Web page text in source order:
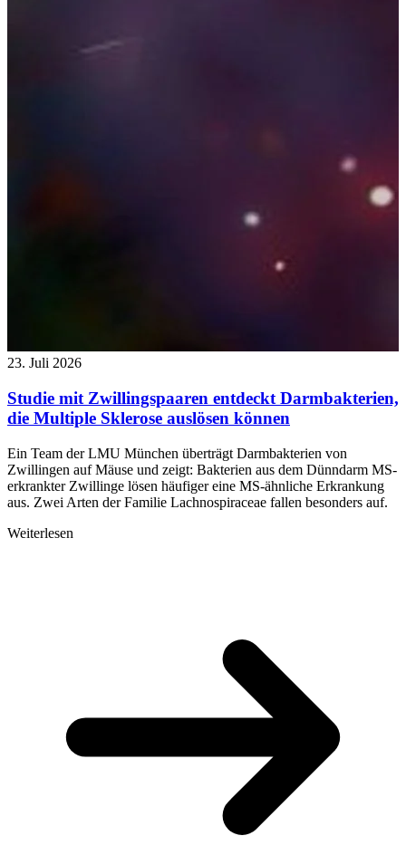
23. Juli 2026
Studie mit Zwillingspaaren entdeckt Darmbakterien,
die Multiple Sklerose auslösen können
Ein Team der LMU München überträgt Darmbakterien von
Zwillingen auf Mäuse und zeigt: Bakterien aus dem Dünndarm MS-
erkrankter Zwillinge lösen häufiger eine MS-ähnliche Erkrankung
aus. Zwei Arten der Familie Lachnospiraceae fallen besonders auf.
Weiterlesen